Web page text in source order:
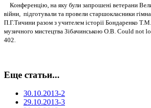
Конференцію, на яку були запрошені ветерани
війни, підготували та провели старшокласники
П.Г.Тичини разом з учителем історії Бондаренко Т.М.
музичного мистецтва Зібачинською О.В. Could not
402.
Еще статьи...
30.10.2013-2
29.10.2013-3